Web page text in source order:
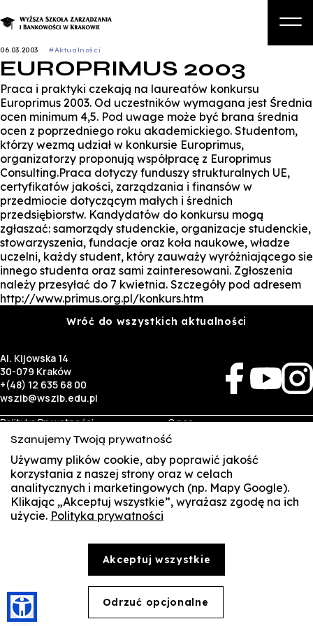
Studia
Studia podyplomowe i kursy
Kandydat
Student
Zapisz się na studia
06.03.2003 #Aktualności
EUROPRIMUS 2003
Praca i praktyki czekają na laureatów konkursu
Europrimus 2003. Od uczestników wymagana jest Średnia
ocen minimum 4,5. Pod uwage może być brana średnia
ocen z poprzedniego roku akademickiego. Studentom,
którzy wezmą udział w konkursie Europrimus,
organizatorzy proponują współpracę z Europrimus
Consulting.Praca dotyczy funduszy strukturalnych UE,
certyfikatów jakości, zarządzania i finansów w
przedmiocie dotyczącym małych i średnich
przedsiębiorstw. Kandydatów do konkursu mogą
zgłaszać: samorządy studenckie, organizacje studenckie,
stowarzyszenia, fundacje oraz koła naukowe, władze
uczelni, każdy student, który zauważy wyróżniającego sie
innego studenta oraz sami zainteresowani. Zgłoszenia
należy przesyłać do 7 kwietnia. Szczegóły pod adresem
http://www.primus.org.pl/konkurs.htm
Wróć do wszystkich aktualności
Al. Kijowska 14
30-079 Kraków
+(48) 12 635 68 00
wszib@wszib.edu.pl
Polityka Prywatności
RODO
Identyfikacja wizualna
O nas
Rekrutacja
Studia
Kontakt
Biznes
Wynajem sal
Targi pracy
Student
Multis Multum
Treści zawarte na stronie www.wszib.edu.pl oraz jej podstronach stanowią, o ile nie wskazano
części: kopiowania, reprodukowania, modyfikowania, dystrybuowania, publikowania,
wyświetlania, utrwalania oraz wykorzystywania w jakiejkolwiek innej formie. Ograniczenia
powyższe nie dotyczą dozwolonego użytku osobistego.
Szanujemy Twoją prywatność
Używamy plików cookie, aby poprawić jakość
korzystania z naszej strony oraz w celach
analitycznych i marketingowych (np. Mapy Google).
Klikając „Akceptuj wszystkie”, wyrażasz zgodę na ich
użycie. Polityka prywatności
Akceptuj wszystkie
Odrzuć opcjonalne